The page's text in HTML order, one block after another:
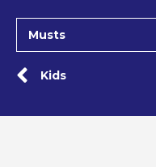
Kids